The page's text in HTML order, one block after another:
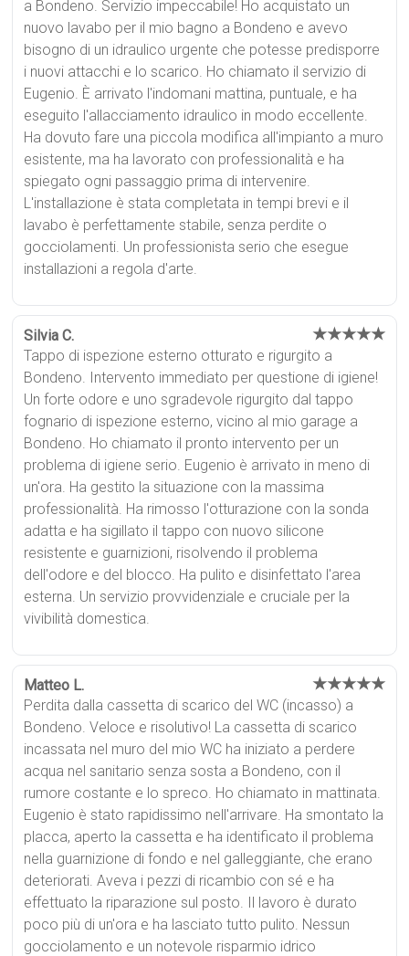
a Bondeno. Servizio impeccabile! Ho acquistato un
nuovo lavabo per il mio bagno a Bondeno e avevo
bisogno di un idraulico urgente che potesse predisporre
i nuovi attacchi e lo scarico. Ho chiamato il servizio di
Eugenio. È arrivato l'indomani mattina, puntuale, e ha
eseguito l'allacciamento idraulico in modo eccellente.
Ha dovuto fare una piccola modifica all'impianto a muro
esistente, ma ha lavorato con professionalità e ha
spiegato ogni passaggio prima di intervenire.
L'installazione è stata completata in tempi brevi e il
lavabo è perfettamente stabile, senza perdite o
gocciolamenti. Un professionista serio che esegue
installazioni a regola d'arte.
Silvia C. ★★★★★
Tappo di ispezione esterno otturato e rigurgito a
Bondeno. Intervento immediato per questione di igiene!
Un forte odore e uno sgradevole rigurgito dal tappo
fognario di ispezione esterno, vicino al mio garage a
Bondeno. Ho chiamato il pronto intervento per un
problema di igiene serio. Eugenio è arrivato in meno di
un'ora. Ha gestito la situazione con la massima
professionalità. Ha rimosso l'otturazione con la sonda
adatta e ha sigillato il tappo con nuovo silicone
resistente e guarnizioni, risolvendo il problema
dell'odore e del blocco. Ha pulito e disinfettato l'area
esterna. Un servizio provvidenziale e cruciale per la
vivibilità domestica.
Matteo L. ★★★★★
Perdita dalla cassetta di scarico del WC (incasso) a
Bondeno. Veloce e risolutivo! La cassetta di scarico
incassata nel muro del mio WC ha iniziato a perdere
acqua nel sanitario senza sosta a Bondeno, con il
rumore costante e lo spreco. Ho chiamato in mattinata.
Eugenio è stato rapidissimo nell'arrivare. Ha smontato la
placca, aperto la cassetta e ha identificato il problema
nella guarnizione di fondo e nel galleggiante, che erano
deteriorati. Aveva i pezzi di ricambio con sé e ha
effettuato la riparazione sul posto. Il lavoro è durato
poco più di un'ora e ha lasciato tutto pulito. Nessun
gocciolamento e un notevole risparmio idrico